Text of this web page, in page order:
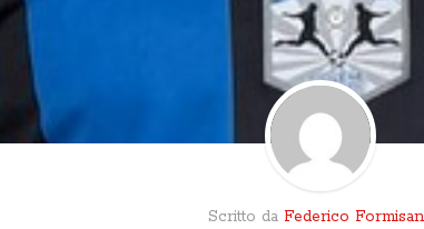
Scritto da Federico